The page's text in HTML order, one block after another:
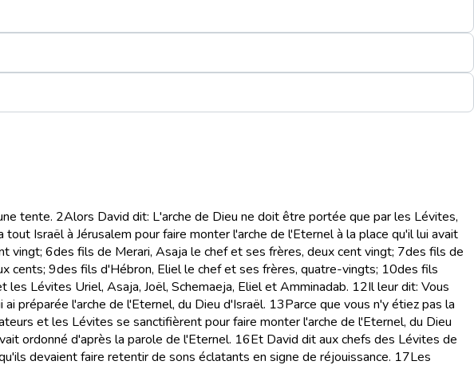
tente. 2Alors David dit: L'arche de Dieu ne doit être portée que par les Lévites,
tout Israël à Jérusalem pour faire monter l'arche de l'Eternel à la place qu'il lui avait
vingt; 6des fils de Merari, Asaja le chef et ses frères, deux cent vingt; 7des fils de
cents; 9des fils d'Hébron, Eliel le chef et ses frères, quatre-vingts; 10des fils
Lévites Uriel, Asaja, Joël, Schemaeja, Eliel et Amminadab. 12Il leur dit: Vous
préparée l'arche de l'Eternel, du Dieu d'Israël. 13Parce que vous n'y étiez pas la
et les Lévites se sanctifièrent pour faire monter l'arche de l'Eternel, du Dieu
ordonné d'après la parole de l'Eternel. 16Et David dit aux chefs des Lévites de
devaient faire retentir de sons éclatants en signe de réjouissance. 17Les